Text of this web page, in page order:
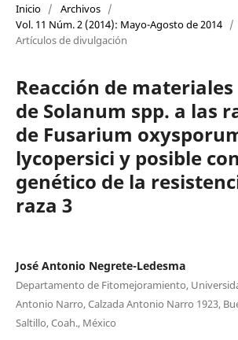
Inicio / Archivos /
Vol. 11 Núm. 2 (2014): Mayo-Agosto de 2014 /
Artículos de divulgación
Reacción de
de Solanum spp. a las
de Fusarium
lycopersici y posible
genético de la
raza 3
José Antonio Negrete-Ledesma
Departamento de Fitomejoramiento,
Antonio Narro, Calzada Antonio Narro 1923,
Saltillo, Coah., México